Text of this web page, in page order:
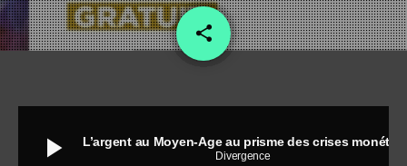
share
email
play_arrow Divergence